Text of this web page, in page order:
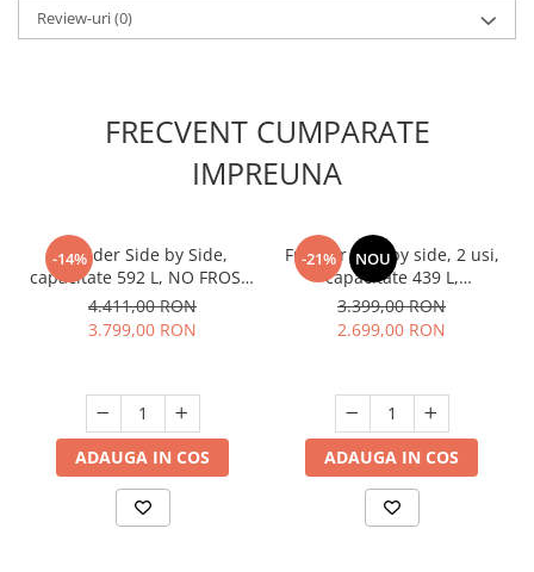
Review-uri(0)
FRECVENT CUMPARATE
IMPREUNA
-14%
Frigider Side by Side,
capacitate 592 L, NO FROST,
dozator de apa, compresor
inverter, display touch,
4.411,00 RON
3.799,00 RON
ADAUGA IN COS
-21% NOU
Frigider side by side, 2 usi,
capacitate 439 L,
congelator, NO FROST,
dozator apa, motor inverter,
3.399,00 RON
2.699,00 RON
ADAUGA IN COS